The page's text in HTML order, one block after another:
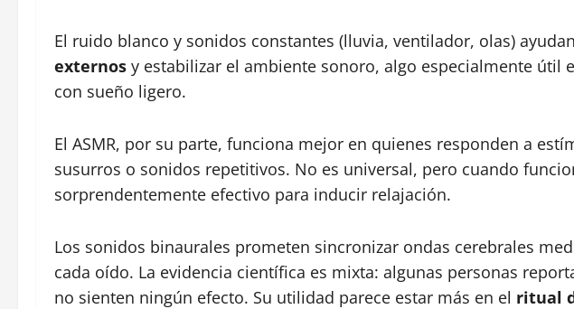
El ruido blanco y sonidos constantes (lluvia, ventilador, olas)
externos y estabilizar el ambiente sonoro, algo especialmente útil
con sueño ligero.
El ASMR, por su parte, funciona mejor en quienes responden a
susurros o sonidos repetitivos. No es universal, pero cuando
sorprendentemente efectivo para inducir relajación.
Los sonidos binaurales prometen sincronizar ondas cerebrales
cada oído. La evidencia científica es mixta: algunas personas
no sienten ningún efecto. Su utilidad parece estar más en el ritual